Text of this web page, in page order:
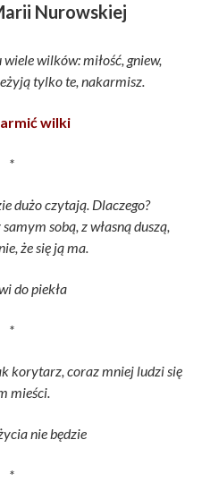
Nurowskiej
wilków: miłość, gniew,
tylko te, nakarmisz.
wilki
*
dużo czytają. Dlaczego?
sobą, z własną duszą,
że się ją ma.
do piekła
*
korytarz, coraz mniej ludzi się
mieści.
nie będzie
*